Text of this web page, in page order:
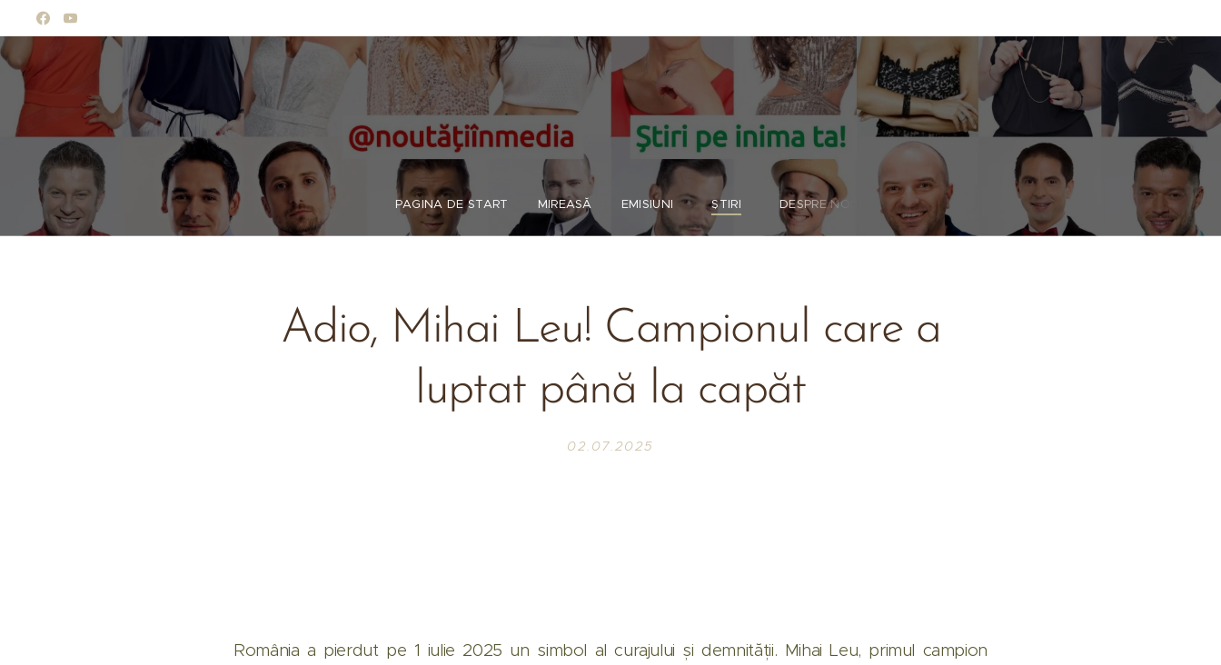
PAGINA DE START MIREASĂ EMISIUNI ȘTIRI DESPRE NOI
Adio, Mihai Leu! Campionul care a
luptat până la capăt
02.07.2025
România a pierdut pe 1 iulie 2025 un simbol al curajului și demnității. Mihai Leu, primul campion